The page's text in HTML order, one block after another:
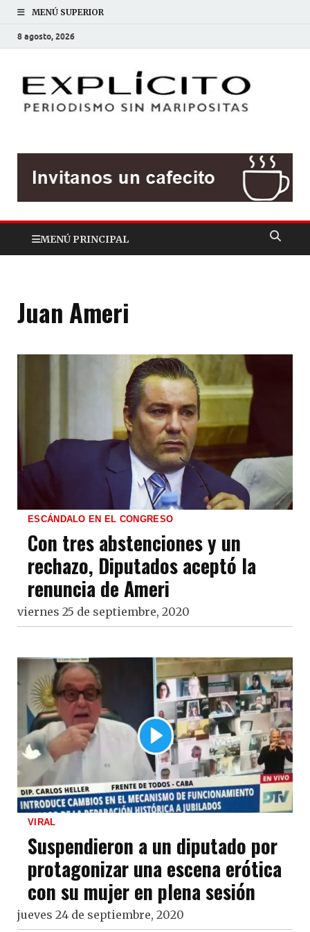
MENÚ SUPERIOR
8 agosto, 2026
MENÚ PRINCIPAL
Juan Ameri
ESCÁNDALO EN EL CONGRESO
Con tres abstenciones y un
rechazo, Diputados aceptó la
renuncia de Ameri
viernes 25 de septiembre, 2020
VIRAL
Suspendieron a un diputado por
protagonizar una escena erótica
con su mujer en plena sesión
jueves 24 de septiembre, 2020